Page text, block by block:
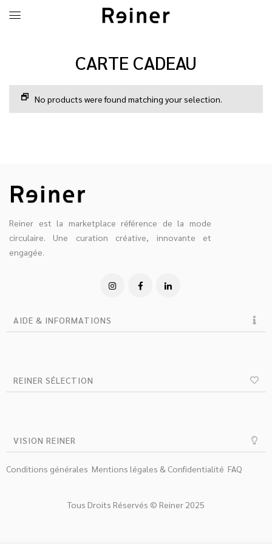
CARTE CADEAU
No products were found matching your selection.
Reiner est la marketplace référence de la mode
circulaire. Une curation créative, innovante et
engagée.
AIDE & INFORMATIONS
REINER SÉLECTION
VISION REINER
Conditions générales Mentions légales & Confidentialité FAQ
Tous Droits Réservés © Reiner 2025